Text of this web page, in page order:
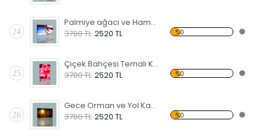
24
Palmiye ağacı ve Hamak Kanvas Tablo
3780 TL 2520 TL %0
25
Çiçek Bahçesi Temalı Kanvas Tablo
3780 TL 2520 TL %0
26
Gece Orman ve Yol Kanvas Tablo
3780 TL 2520 TL %0